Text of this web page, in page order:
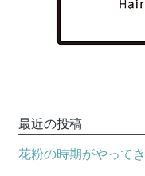
最近の投稿
花粉の時期がやって